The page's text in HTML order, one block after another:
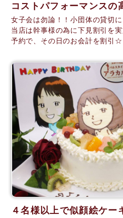
コストパフォーマンスの
女子会は勿論！！小団体の貸切に
当店は幹事様の為に下見割引を
予約で、その日のお会計を割引☆
４名様以上で似顔絵ケー